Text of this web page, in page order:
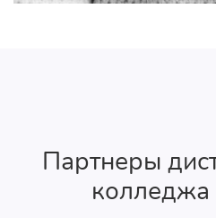
Партнеры
колледжа